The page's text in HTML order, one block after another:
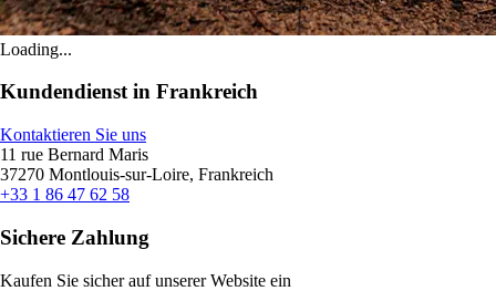
Loading...
Kundendienst in Frankreich
Kontaktieren Sie uns
11 rue Bernard Maris
37270 Montlouis-sur-Loire, Frankreich
+33 1 86 47 62 58
Sichere Zahlung
Kaufen Sie sicher auf unserer Website ein